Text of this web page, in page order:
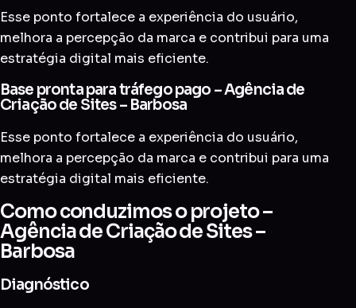
Esse ponto fortalece a experiência do usuário,
melhora a percepção da marca e contribui para uma
estratégia digital mais eficiente.
Base pronta para tráfego pago – Agência de
Criação de Sites – Barbosa
Esse ponto fortalece a experiência do usuário,
melhora a percepção da marca e contribui para uma
estratégia digital mais eficiente.
Como conduzimos o projeto –
Agência de Criação de Sites –
Barbosa
Diagnóstico